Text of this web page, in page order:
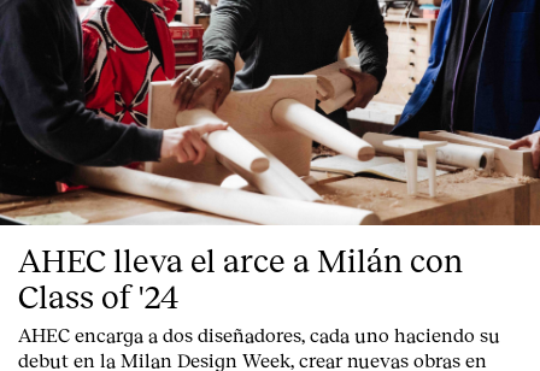
AHEC lleva el arce a Milán con
Class of '24
AHEC encarga a dos diseñadores, cada uno haciendo su
debut en la Milan Design Week, crear nuevas obras en